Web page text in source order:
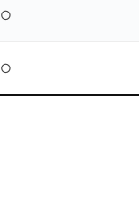
○
○